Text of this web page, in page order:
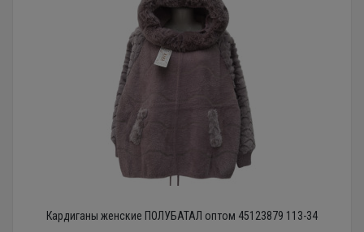
Кардиганы женские ПОЛУБАТАЛ оптом 45123879 113-34